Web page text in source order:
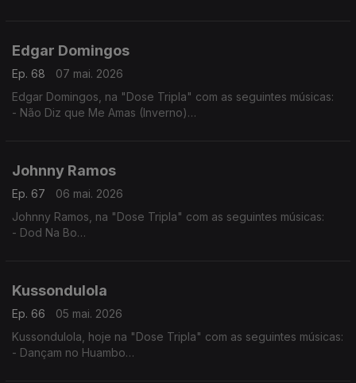
Edgar Domingos
Ep. 68
07 mai. 2026
Edgar Domingos, na "Dose Tripla" com as seguintes músicas:
- Não Diz que Me Amas (Inverno)
Johnny Ramos
Ep. 67
06 mai. 2026
Johnny Ramos, na "Dose Tripla" com as seguintes músicas:
- Dod Na Bo
Kussondulola
Ep. 66
05 mai. 2026
Kussondulola, hoje na "Dose Tripla" com as seguintes músicas:
- Dançam no Huambo